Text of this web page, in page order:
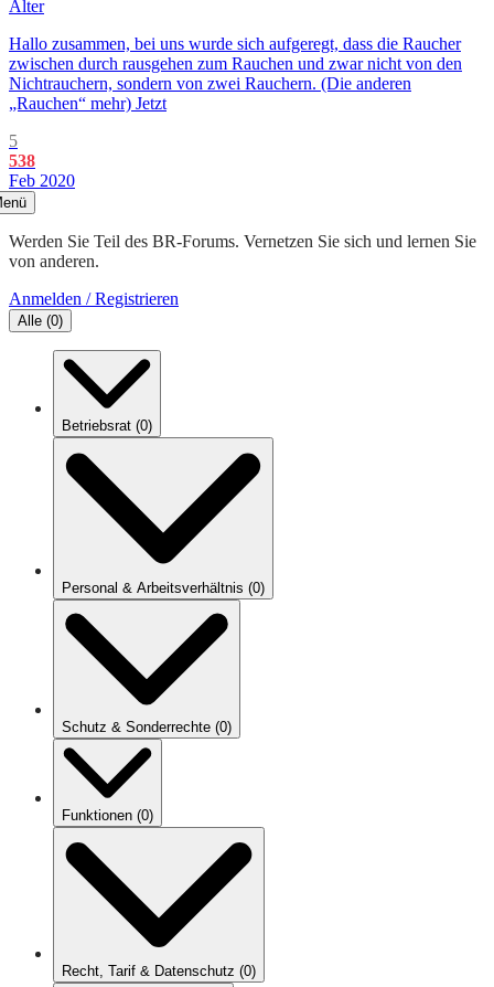
Älter
Hallo zusammen, bei uns wurde sich aufgeregt, dass die Raucher
zwischen durch rausgehen zum Rauchen und zwar nicht von den
Nichtrauchern, sondern von zwei Rauchern. (Die anderen
„Rauchen“ mehr) Jetzt
5
538
Feb 2020
Werden Sie Teil des BR-Forums. Vernetzen Sie sich und lernen Sie
von anderen.
Anmelden / Registrieren
Alle (0)
Betriebsrat (0)
Personal & Arbeitsverhältnis (0)
Schutz & Sonderrechte (0)
Funktionen (0)
Recht, Tarif & Datenschutz (0)